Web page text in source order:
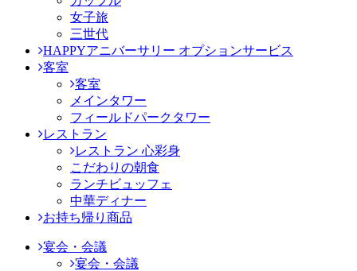
女子旅
三世代
HAPPYアニバーサリー オプションサービス
客室
客室
メインタワー
フィールドパークタワー
レストラン
レストラン 心彩身
こだわりの朝食
ランチビュッフェ
中華ディナー
お持ち帰り商品
宴会・会議
宴会・会議